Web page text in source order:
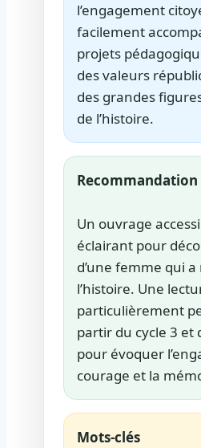
l’engagement
facilement
projets
des valeurs
des grandes
de l’histoire.
Recommandation
Un ouvrage
éclairant pour
d’une femme qui
l’histoire. Une
particulièrement
partir du cycle 3 et
pour évoquer
courage et la
Mots-clés